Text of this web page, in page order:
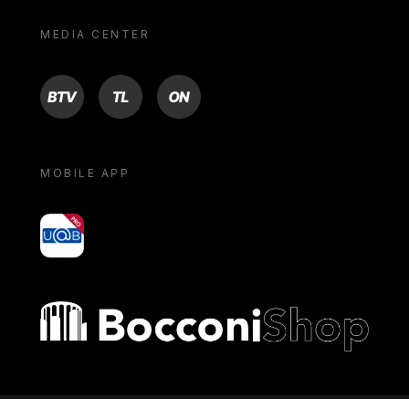
MEDIA CENTER
BTV TL ON
MOBILE APP
yoU@B
Bocconi shop